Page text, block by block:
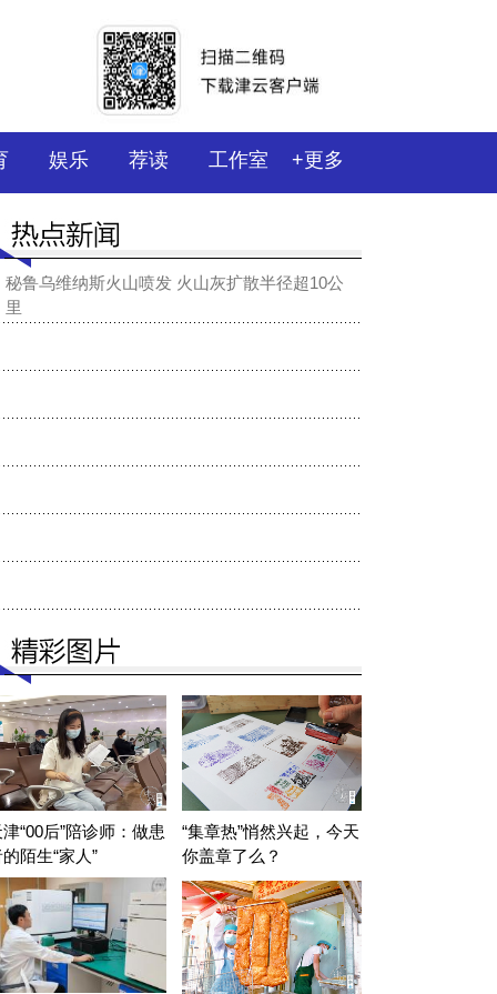
娱乐 荐读 工作室 +更多
秘鲁乌维纳斯火山喷发 火山灰扩散半径超10公
里
津“00后”陪诊师：做患
陌生“家人”
“集章热”悄然兴起，今天
你盖章了么？